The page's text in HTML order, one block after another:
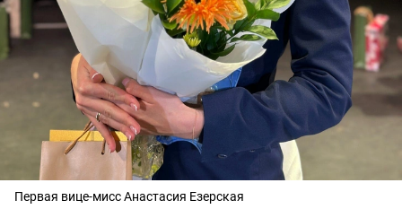
Первая вице-мисс Анастасия Езерская